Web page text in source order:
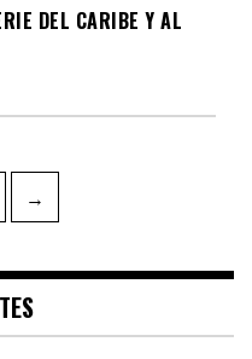
DEL CARIBE Y AL
→